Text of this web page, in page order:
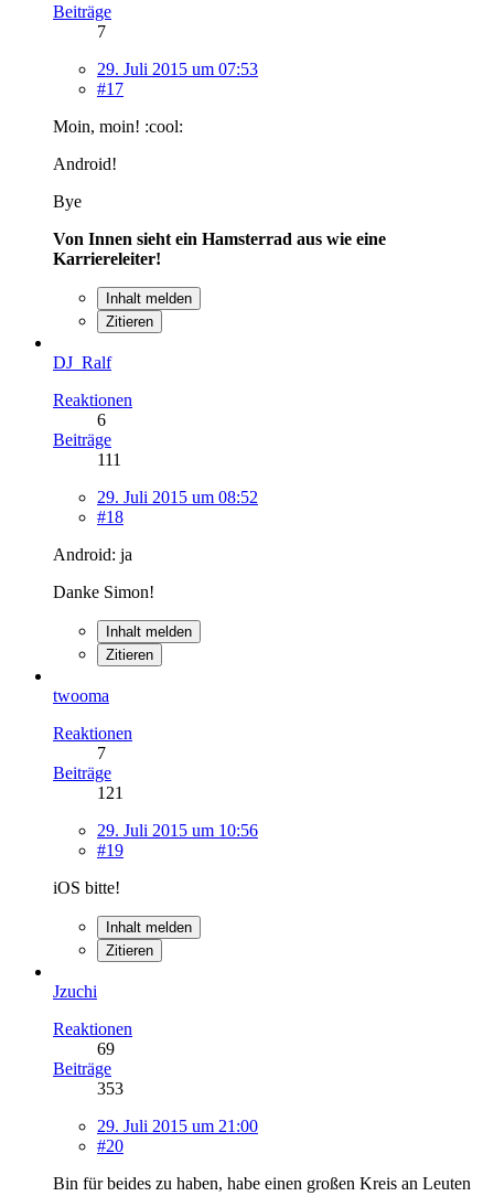
Beiträge
7
29. Juli 2015 um 07:53
#17
Moin, moin! :cool:
Android!
Bye
Von Innen sieht ein Hamsterrad aus wie eine
Karriereleiter!
Inhalt melden
Zitieren
DJ_Ralf
Reaktionen
6
Beiträge
111
29. Juli 2015 um 08:52
#18
Android: ja
Danke Simon!
Inhalt melden
Zitieren
twooma
Reaktionen
7
Beiträge
121
29. Juli 2015 um 10:56
#19
iOS bitte!
Inhalt melden
Zitieren
Jzuchi
Reaktionen
69
Beiträge
353
29. Juli 2015 um 21:00
#20
Bin für beides zu haben, habe einen großen Kreis an Leuten